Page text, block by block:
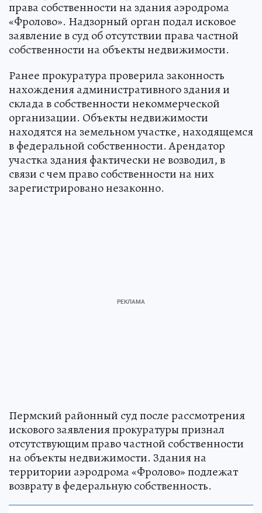
права собственности на здания аэродрома
«Фролово». Надзорный орган подал исковое
заявление в суд об отсутствии права частной
собственности на объекты недвижимости.
Ранее прокуратура проверила законность
нахождения административного здания и
склада в собственности некоммерческой
организации. Объекты недвижимости
находятся на земельном участке, находящемся
в федеральной собственности. Арендатор
участка здания фактически не возводил, в
связи с чем право собственности на них
зарегистрировано незаконно.
Пермский районный суд после рассмотрения
искового заявления прокуратуры признал
отсутствующим право частной собственности
на объекты недвижимости. Здания на
территории аэродрома «Фролово» подлежат
возврату в федеральную собственность.